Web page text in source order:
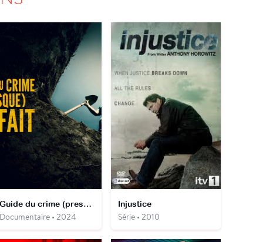
Guide du crime (presque) parfait
• 2024
Injustice
Série • 2010